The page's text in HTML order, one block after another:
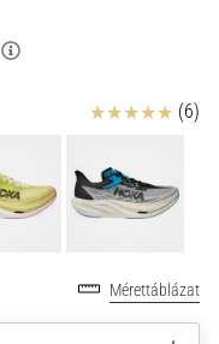
Értékelés (6)
Mérettáblázat